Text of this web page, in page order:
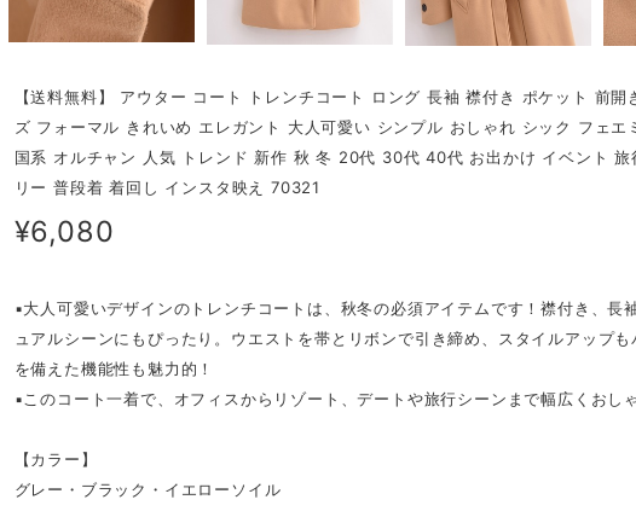
【送料無料】 アウター コート トレンチコート ロング 長袖 襟付き ポケット 前
ズ フォーマル きれいめ エレガント 大人可愛い シンプル おしゃれ シック フェ
国系 オルチャン 人気 トレンド 新作 秋 冬 20代 30代 40代 お出かけ イベント
リー 普段着 着回し インスタ映え 70321
¥6,080
▪大人可愛いデザインのトレンチコートは、秋冬の必須アイテムです！襟付き、長
ュアルシーンにもぴったり。ウエストを帯とリボンで引き締め、スタイルアップ
を備えた機能性も魅力的！
▪このコート一着で、オフィスからリゾート、デートや旅行シーンまで幅広くおし
【カラー】
グレー・ブラック・イエローソイル